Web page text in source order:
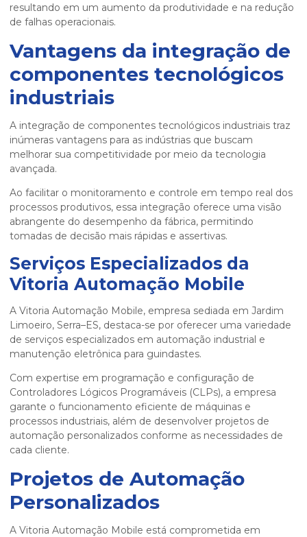
resultando em um aumento da produtividade e na redução
de falhas operacionais.
Vantagens da integração de
componentes tecnológicos
industriais
A integração de componentes tecnológicos industriais traz
inúmeras vantagens para as indústrias que buscam
melhorar sua competitividade por meio da tecnologia
avançada.
Ao facilitar o monitoramento e controle em tempo real dos
processos produtivos, essa integração oferece uma visão
abrangente do desempenho da fábrica, permitindo
tomadas de decisão mais rápidas e assertivas.
Serviços Especializados da
Vitoria Automação Mobile
A Vitoria Automação Mobile, empresa sediada em Jardim
Limoeiro, Serra–ES, destaca-se por oferecer uma variedade
de serviços especializados em automação industrial e
manutenção eletrônica para guindastes.
Com expertise em programação e configuração de
Controladores Lógicos Programáveis (CLPs), a empresa
garante o funcionamento eficiente de máquinas e
processos industriais, além de desenvolver projetos de
automação personalizados conforme as necessidades de
cada cliente.
Projetos de Automação
Personalizados
A Vitoria Automação Mobile está comprometida em